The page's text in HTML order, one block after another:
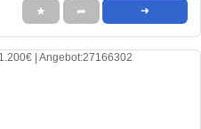
★ ➦ ➜